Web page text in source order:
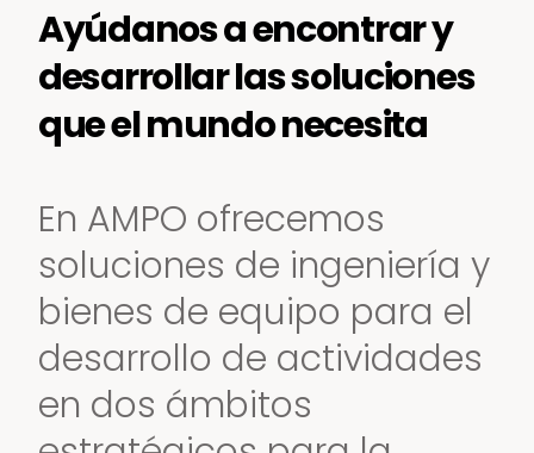
Ayúdanos a encontrar y
desarrollar las soluciones
que el mundo necesita
En AMPO ofrecemos
soluciones de ingeniería y
bienes de equipo para el
desarrollo de actividades
en dos ámbitos